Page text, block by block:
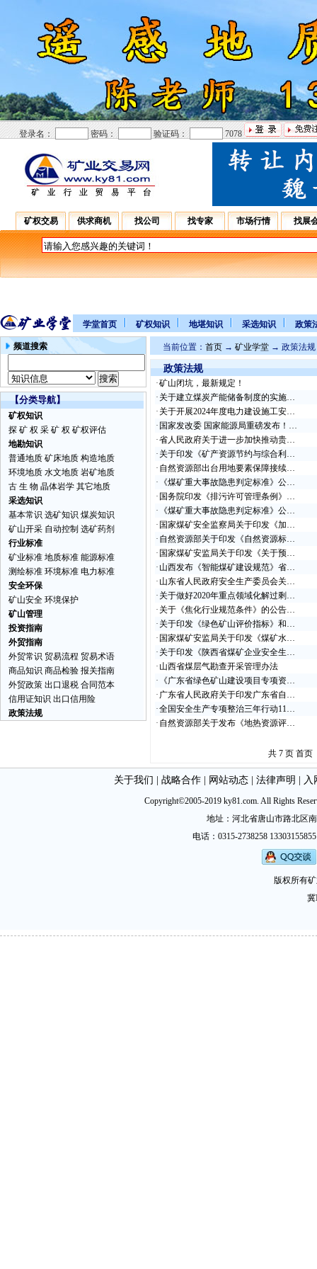
登录名： 密码： 验证码： 7078
矿权交易 供求商机 找公司 找专家 市场行情 找展
学堂首页 矿权知识 地堪知识 采选知识 政策
频道搜索
【分类导航】
矿权知识
探 矿 权 采 矿 权 矿权评估
地勘知识
普通地质 矿床地质 构造地质
环境地质 水文地质 岩矿地质
古 生 物 晶体岩学 其它地质
采选知识
基本常识 选矿知识 煤炭知识
矿山开采 自动控制 选矿药剂
行业标准
矿业标准 地质标准 能源标准
测绘标准 环境标准 电力标准
安全环保
矿山安全 环境保护
矿山管理
投资指南
外贸指南
外贸常识 贸易流程 贸易术语
商品知识 商品检验 报关指南
外贸政策 出口退税 合同范本
信用证知识 出口信用险
政策法规
当前位置： 首页 → 矿业学堂 → 政策法规
政策法规
·矿山闭坑，最新规定！
· 关于建立煤炭产能储备制度的实施…
· 关于开展2024年度电力建设施工安…
· 国家发改委 国家能源局重磅发布！…
·省人民政府关于进一步加快推动贵…
· 关于印发《矿产资源节约与综合利…
· 自然资源部出台用地要素保障接续…
·
《煤矿重大事故隐患判定标准》公…
· 国务院印发《排污许可管理条例》…
·
《煤矿重大事故隐患判定标准》公…
· 国家煤矿安全监察局关于印发《加…
· 自然资源部关于印发《自然资源标…
· 国家煤矿安监局关于印发《关于预…
· 山西发布《智能煤矿建设规范》省…
· 山东省人民政府安全生产委员会关…
· 关于做好2020年重点领域化解过剩…
· 关于《焦化行业规范条件》的公告…
· 关于印发《绿色矿山评价指标》和…
· 国家煤矿安监局关于印发《煤矿水…
· 关于印发《陕西省煤矿企业安全生…
· 山西省煤层气勘查开采管理办法
·
《广东省绿色矿山建设项目专项资…
· 广东省人民政府关于印发广东省自…
·全国安全生产专项整治三年行动11…
· 自然资源部关于发布《地热资源评…
共 7 页 首
关于我们 战略合作| 网站动态| 法律声明 入
Copyright©2005-2019 ky81.com. All Rights
地址：河北省唐山市路北区
电话：0315-2738258
版权所有
冀